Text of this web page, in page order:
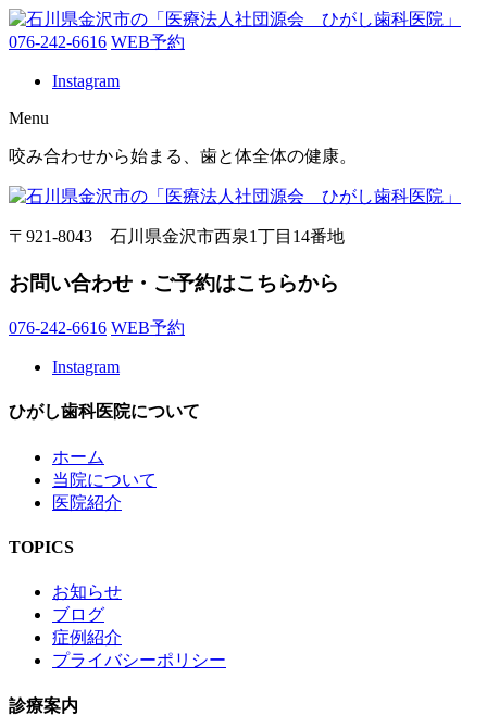
076-242-6616 WEB予約
Instagram
Menu
咬み合わせから始まる、歯と体全体の健康。
〒921-8043 石川県金沢市西泉1丁目14番地
お問い合わせ・ご予約はこちらから
076-242-6616 WEB予約
Instagram
ひがし歯科医院について
ホーム
当院について
医院紹介
TOPICS
お知らせ
ブログ
症例紹介
プライバシーポリシー
診療案内